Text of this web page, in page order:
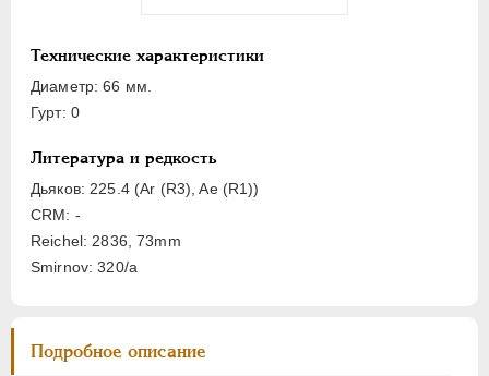
Технические характеристики
Диаметр: 66 мм.
Гурт: 0
Литература и редкость
Дьяков: 225.4 (Ar (R3), Aе (R1))
CRM: -
Reichel: 2836, 73mm
Smirnov: 320/а
Подробное описание
Русская надпись
А Б
Л
М Н О П
Х
Я
Цифры
ПАВЕЛ I 1796-1801